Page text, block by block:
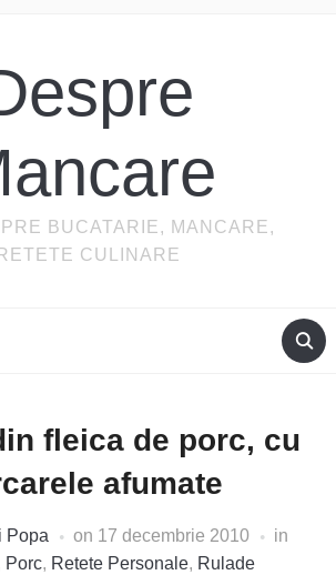
BUCATARIE, MANCARE,
RETETE CULINARE
fleica de porc, cu
afumate
Popa on 17 decembrie 2010
in
Porc, Retete Personale, Rulade